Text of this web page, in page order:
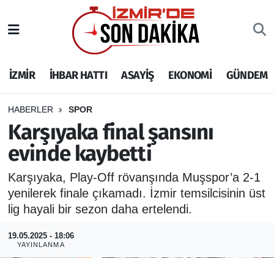
İZMİR İHBAR HATTI ASAYİŞ EKONOMİ GÜNDEM
HABERLER SPOR
Karşıyaka final şansını
evinde kaybetti
Karşıyaka, Play-Off rövanşında Muşspor’a 2-1
yenilerek finale çıkamadı. İzmir temsilcisinin üst
lig hayali bir sezon daha ertelendi.
19.05.2025 - 18:06
YAYINLANMA
İHBAR HATTI
DEPREM
GENEL
EKONOMİ
SİYASET
SPOR
İzmir Nöbetçi Eczaneler
İzmir Hava Durumu
İzmir Namaz Vakitleri
İzmir Trafik Yoğunluk Haritası
Puan Durumu ve Fikstür
Tüm Manşetler
Son Dakika Haberleri